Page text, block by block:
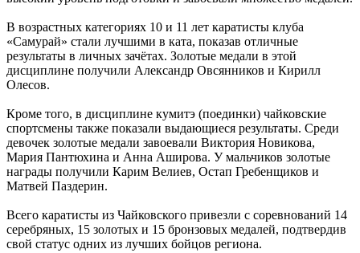
В возрастных категориях 10 и 11 лет каратисты клуба
«Самурай» стали лучшими в ката, показав отличные
результаты в личных зачётах. Золотые медали в этой
дисциплине получили Александр Овсянников и Кирилл
Олесов.
Кроме того, в дисциплине кумитэ (поединки) чайковские
спортсмены также показали выдающиеся результаты. Среди
девочек золотые медали завоевали Виктория Новикова,
Мария Пантюхина и Анна Аширова. У мальчиков золотые
награды получили Карим Велиев, Остап Гребенщиков и
Матвей Паздерин.
Всего каратисты из Чайковского привезли с соревнований 14
серебряных, 15 золотых и 15 бронзовых медалей, подтвердив
свой статус одних из лучших бойцов региона.